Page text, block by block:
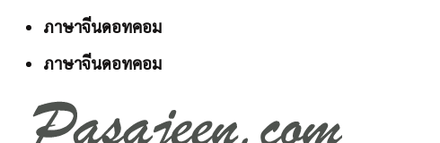
Skip
content
ภาษาจีนดอทคอม
ภาษาจีนดอทคอม